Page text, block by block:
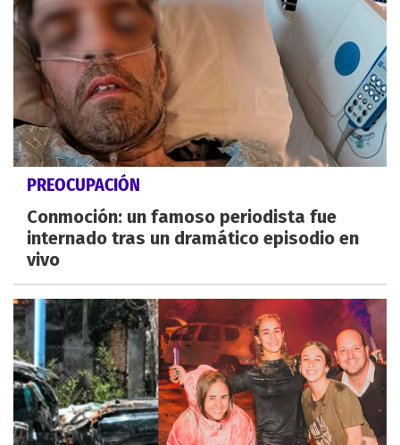
PREOCUPACIÓN
Conmoción: un famoso periodista fue
internado tras un dramático episodio en
vivo